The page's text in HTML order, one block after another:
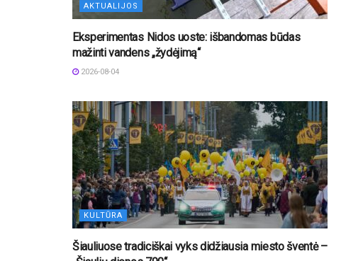
AKTUALIJOS
Eksperimentas Nidos uoste: išbandomas būdas
mažinti vandens „žydėjimą“
2026-08-04
KULTŪRA
Šiauliuose tradiciškai vyks didžiausia miesto šventė –